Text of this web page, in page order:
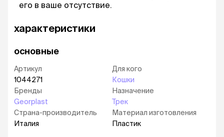
его в ваше отсутствие.
характеристики
основные
Артикул
1044271
Бренды
Georplast
Страна-производитель
Италия
Для кого
Кошки
Назначение
Трек
Материал изготовления
Пластик